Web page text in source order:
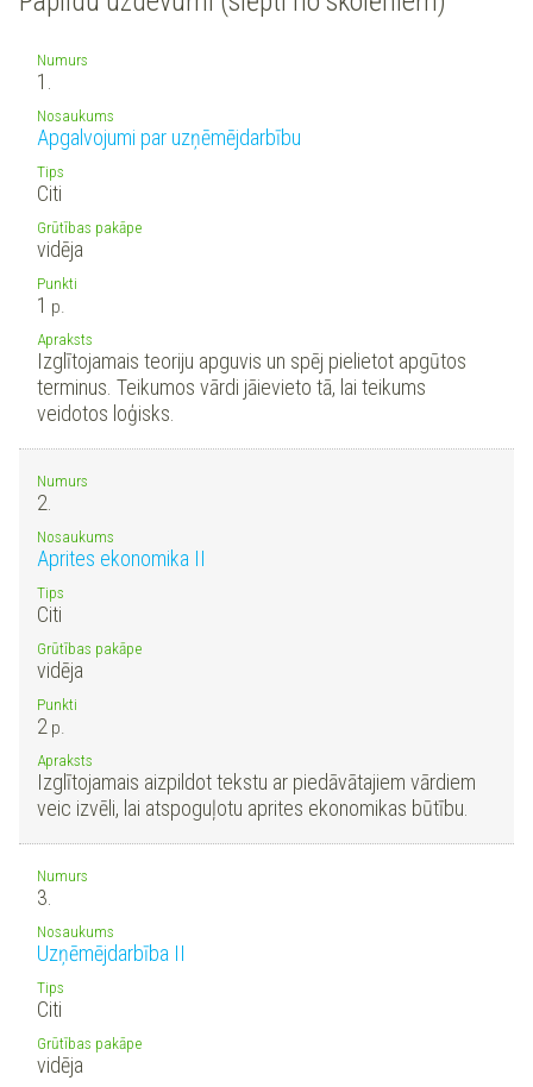
Numurs
1.
Nosaukums
Apgalvojumi par uzņēmējdarbību
Tips
Citi
Grūtības pakāpe
vidēja
Punkti
1 p.
Apraksts
Izglītojamais teoriju apguvis un spēj pielietot apgūtos
terminus. Teikumos vārdi jāievieto tā, lai teikums
veidotos loģisks.
Numurs
2.
Nosaukums
Aprites ekonomika II
Tips
Citi
Grūtības pakāpe
vidēja
Punkti
2 p.
Apraksts
Izglītojamais aizpildot tekstu ar piedāvātajiem vārdiem
veic izvēli, lai atspoguļotu aprites ekonomikas būtību.
Numurs
3.
Nosaukums
Uzņēmējdarbība II
Tips
Citi
Grūtības pakāpe
vidēja